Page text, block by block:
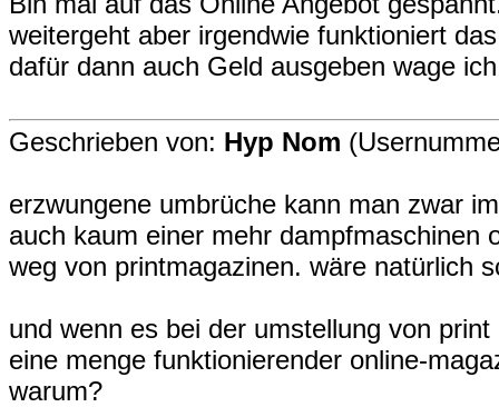
weitergeht aber irgendwie funktioniert
dafür dann auch Geld ausgeben wage
Geschrieben von: Hyp Nom
erzwungene umbrüche kann man zwar
auch kaum einer mehr dampfmaschinen
weg von printmagazinen. wäre natürlich
und wenn es bei der umstellung von
eine menge funktionierender online-
warum?